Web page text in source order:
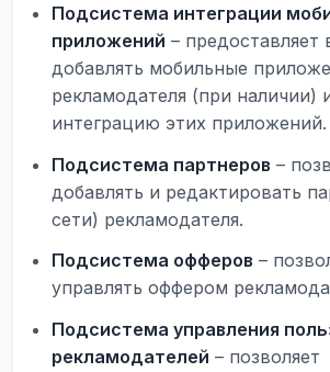
Подсистема интеграции
приложений – предоставляет
добавлять мобильные
рекламодателя (при наличии)
интеграцию этих приложений.
Подсистема партнеров –
добавлять и редактировать
сети) рекламодателя.
Подсистема офферов –
управлять оффером
Подсистема управления
рекламодателей – позволяет